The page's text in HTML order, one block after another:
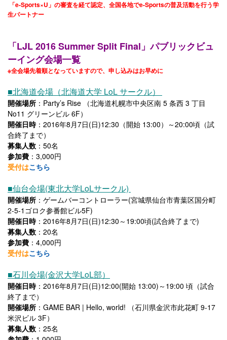
「e-Sports×U」の審査を経て認定、全国各地でe-Sportsの普及活動を行う学
生パートナー
「LJL 2016 Summer Split Final」パブリックビュ
ーイング会場一覧
※全会場先着順となっていますので、申し込みはお早めに
■北海道会場（北海道大学 LoL サークル）
開催場所 ：Party’s Rise （北海道札幌市中央区南 5 条西 3 丁目
No11 グリーンビル 6F）
開催日時：2016年8月7日(日)12:30（開始 13:00）～20:00頃（試
合終了まで）
募集人数 ：50名
参加費 ：3,000円
受付はこちら
■仙台会場(東北大学LoLサークル)
開催場所 ：ゲームバーコントローラー(宮城県仙台市青葉区国分町
2-5-1ゴロク参番館ビル5F)
開催日時：2016年8月7日(日)12:30～19:00頃(試合終了まで)
募集人数 ：20名
参加費 ：4,000円
受付はこちら
■石川会場(金沢大学LoL部）
開催日時：2016年8月7日(日)12:00(開始 13:00)～19:00 頃（試合
終了まで）
開催場所 ：GAME BAR | Hello, world! （石川県金沢市此花町 9-17
米沢ビル 3F）
募集人数 ：25名